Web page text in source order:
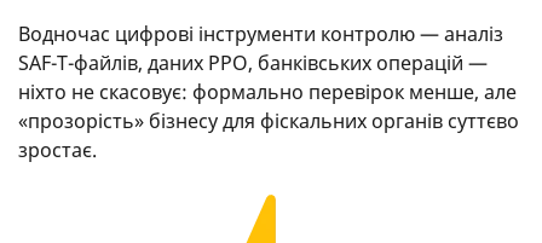
Водночас цифрові інструменти контролю — аналіз
SAF-T-файлів, даних РРО, банківських операцій —
ніхто не скасовує: формально перевірок менше, але
«прозорість» бізнесу для фіскальних органів суттєво
зростає.